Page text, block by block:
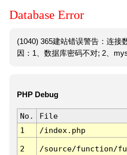
Database Error
(1040) 365建站错误警告：连接
因：1、数据库密码不对; 2、
PHP Debug
No. File
1
/index.php
2 /source/function/